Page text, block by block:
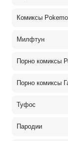
Комиксы
Милфтун
Порно комиксы
Порно комиксы
Туфос
Пародии